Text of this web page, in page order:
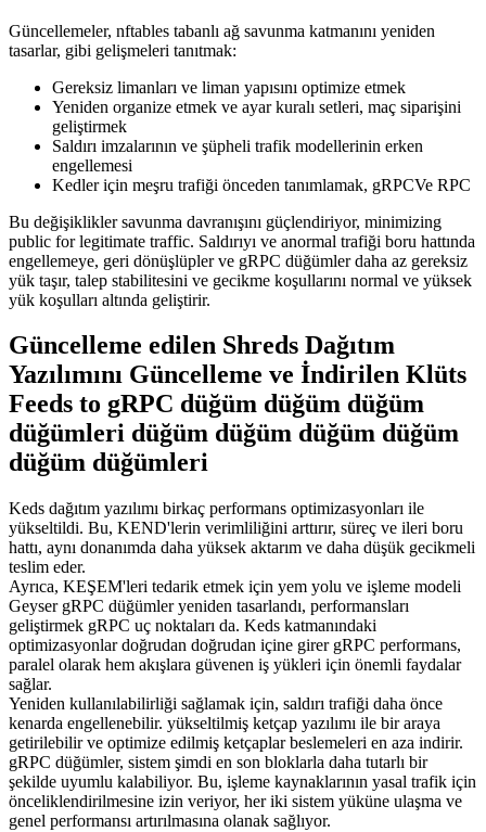
Güncellemeler, nftables tabanlı ağ savunma katmanını yeniden
tasarlar, gibi gelişmeleri tanıtmak:
Gereksiz limanları ve liman yapısını optimize etmek
Yeniden organize etmek ve ayar kuralı setleri, maç siparişini
geliştirmek
Saldırı imzalarının ve şüpheli trafik modellerinin erken
engellemesi
Kedler için meşru trafiği önceden tanımlamak, gRPCVe RPC
Bu değişiklikler savunma davranışını güçlendiriyor, minimizing
public for legitimate traffic. Saldırıyı ve anormal trafiği boru hattında
engellemeye, geri dönüşlüpler ve gRPC düğümler daha az gereksiz
yük taşır, talep stabilitesini ve gecikme koşullarını normal ve yüksek
yük koşulları altında geliştirir.
Güncelleme edilen Shreds Dağıtım
Yazılımını Güncelleme ve İndirilen Klüts
Feeds to gRPC düğüm düğüm düğüm
düğümleri düğüm düğüm düğüm düğüm
düğüm düğümleri
Keds dağıtım yazılımı birkaç performans optimizasyonları ile
yükseltildi. Bu, KEND'lerin verimliliğini arttırır, süreç ve ileri boru
hattı, aynı donanımda daha yüksek aktarım ve daha düşük gecikmeli
teslim eder.
Ayrıca, KEŞEM'leri tedarik etmek için yem yolu ve işleme modeli
Geyser gRPC düğümler yeniden tasarlandı, performansları
geliştirmek gRPC uç noktaları da. Keds katmanındaki
optimizasyonlar doğrudan doğrudan içine girer gRPC performans,
paralel olarak hem akışlara güvenen iş yükleri için önemli faydalar
sağlar.
Yeniden kullanılabilirliği sağlamak için, saldırı trafiği daha önce
kenarda engellenebilir. yükseltilmiş ketçap yazılımı ile bir araya
getirilebilir ve optimize edilmiş ketçaplar beslemeleri en aza indirir.
gRPC düğümler, sistem şimdi en son bloklarla daha tutarlı bir
şekilde uyumlu kalabiliyor. Bu, işleme kaynaklarının yasal trafik için
önceliklendirilmesine izin veriyor, her iki sistem yüküne ulaşma ve
genel performansı artırılmasına olanak sağlıyor.